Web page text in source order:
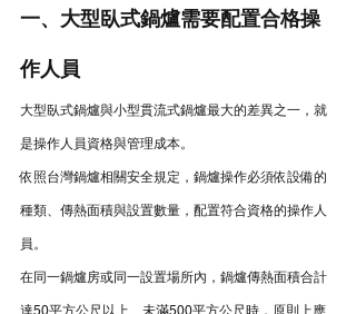
一、大型臥式鍋爐需要配置合格操
作人員
大型臥式鍋爐與小型貫流式鍋爐最大的差異之一，就
是操作人員資格與管理成本。
依照台灣鍋爐相關安全規定，鍋爐操作必須依設備的
種類、傳熱面積與設置數量，配置符合資格的操作人
員。
在同一鍋爐房或同一設置場所內，鍋爐傳熱面積合計
達50平方公尺以上、未滿500平方公尺時，原則上應